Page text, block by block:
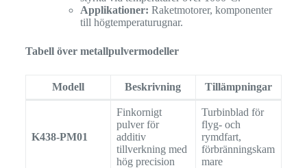
Applikationer: Raketmotorer, komponenter
till högtemperaturugnar.
Tabell över metallpulvermodeller
Modell Beskrivning Tillämpningar
K438-PM01
Finkornigt
pulver för
additiv
tillverkning med
hög precision
Turbinblad för
flyg- och
rymdfart,
förbränningskam
mare